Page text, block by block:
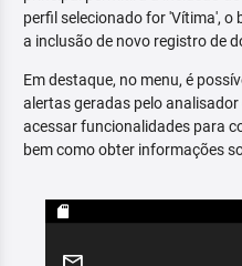
perfil selecionado for 'Vítima',
a inclusão de novo registro de
Em destaque, no menu, é
alertas geradas pelo
acessar funcionalidades para
bem como obter informações